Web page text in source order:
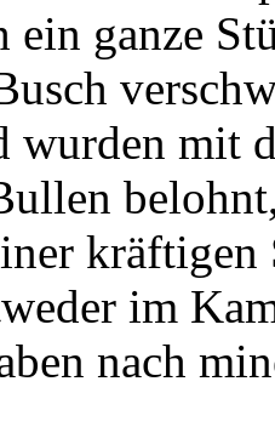
ein ganze
wurden mit
im
nach